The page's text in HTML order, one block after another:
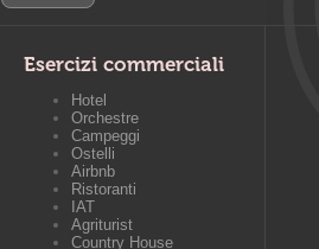
Esercizi commerciali
Hotel
Orchestre
Campeggi
Ostelli
Airbnb
Ristoranti
IAT
Agriturist
Country House